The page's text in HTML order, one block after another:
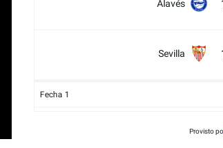
Alavés
Sevilla
Fecha 1
Provisto